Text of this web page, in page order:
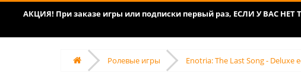
АКЦИЯ! При заказе игры или подписки первый раз, ЕСЛИ У ВАС
Ролевые игры Enotria: The Last Song - Deluxe